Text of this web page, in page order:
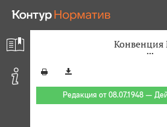
Конвенция
Редакция от 08.07.1948 —